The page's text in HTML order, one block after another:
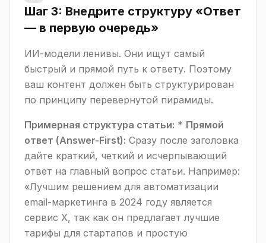
Шаг 3: Внедрите структуру «Ответ
— в первую очередь»
ИИ-модели ленивы. Они ищут самый
быстрый и прямой путь к ответу. Поэтому
ваш контент должен быть структурирован
по принципу перевернутой пирамиды.
Примерная структура статьи: * Прямой
ответ (Answer-First): Сразу после заголовка
дайте краткий, четкий и исчерпывающий
ответ на главный вопрос статьи. Например:
«Лучшим решением для автоматизации
email-маркетинга в 2024 году является
сервис X, так как он предлагает лучшие
тарифы для стартапов и простую